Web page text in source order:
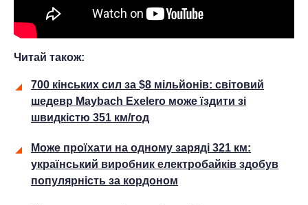
Читай також:
700 кінських сил за $8 мільйонів: світовий
шедевр Maybach Exelero може їздити зі
швидкістю 351 км/год
Може проїхати на одному заряді 321 км:
український виробник електробайків здобув
популярність за кордоном